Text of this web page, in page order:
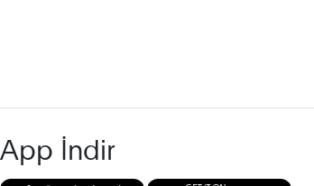
App İndir